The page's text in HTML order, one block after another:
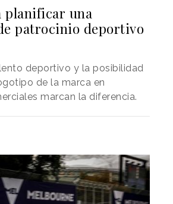
planificar una
patrocinio deportivo
deportivo y la posibilidad
de la marca en
marcan la diferencia.